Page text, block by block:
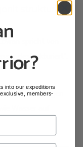
strukturiert
spricht von
destrukturiert”.
Forschungen
into our expeditions
members-